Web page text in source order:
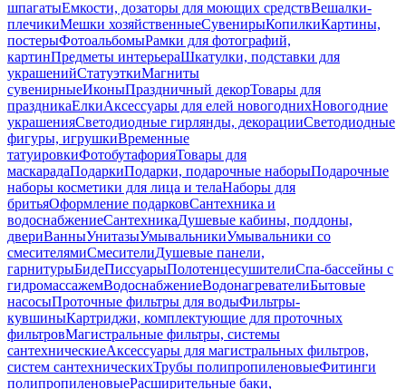
шпагатыЕмкости, дозаторы для моющих средствВешалки-
плечикиМешки хозяйственныеСувенирыКопилкиКартины,
постерыФотоальбомыРамки для фотографий,
картинПредметы интерьераШкатулки, подставки для
украшенийСтатуэткиМагниты
сувенирныеИконыПраздничный декорТовары для
праздникаЕлкиАксессуары для елей новогоднихНовогодние
украшенияСветодиодные гирлянды, декорацииСветодиодные
фигуры, игрушкиВременные
татуировкиФотобутафорияТовары для
маскарадаПодаркиПодарки, подарочные наборыПодарочные
наборы косметики для лица и телаНаборы для
бритьяОформление подарковСантехника и
водоснабжениеСантехникаДушевые кабины, поддоны,
двериВанныУнитазыУмывальникиУмывальники со
смесителямиСмесителиДушевые панели,
гарнитурыБидеПиссуарыПолотенцесушителиСпа-бассейны с
гидромассажемВодоснабжениеВодонагревателиБытовые
насосыПроточные фильтры для водыФильтры-
кувшиныКартриджи, комплектующие для проточных
фильтровМагистральные фильтры, системы
сантехническиеАксессуары для магистральных фильтров,
систем сантехническихТрубы полипропиленовыеФитинги
полипропиленовыеРасширительные баки,